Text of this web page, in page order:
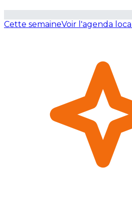
Cette semaineVoir l'agenda local